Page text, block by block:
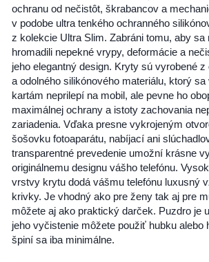
ochranu od nečistôt, škrabancov a
v podobe ultra tenkého ochranného
z kolekcie Ultra Slim. Zabráni tomu, aby
hromadili nepekné vrypy, deformácie a
jeho elegantný design. Kryty sú vyrobené z
a odolného silikónového materiálu, ktorý
kartám neprilepí na mobil, ale pevne ho
maximálnej ochrany a istoty zachovania
zariadenia. Vďaka presne vykrojeným
šošovku fotoaparátu, nabíjací ani
transparentné prevedenie umožní krásne
originálnemu designu vášho telefónu.
vrstvy krytu dodá vášmu telefónu luxusný
krivky. Je vhodný ako pre ženy tak aj pre
môžete aj ako praktický darček. Puzdro je
jeho vyčistenie môžete použiť hubku alebo
špiní sa iba minimálne.